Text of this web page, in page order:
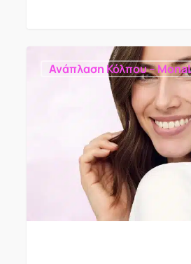
Ανάπλαση Κόλπου –